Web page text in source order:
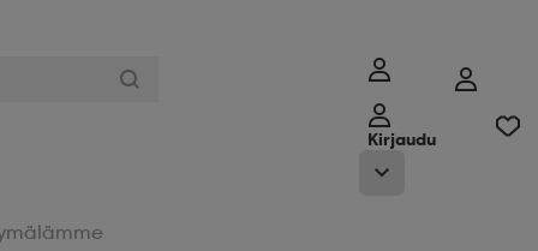
Kirjaudu